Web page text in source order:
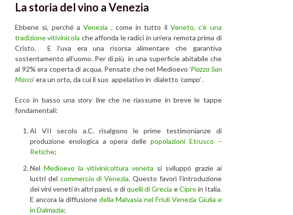
La storia del vino a Venezia
Ebbene sì, perché aVenezia , come in tutto il Veneto, c’è una
tradizione vitivinicola che affonda le radici in un’era remota prima di
Cristo. E l’uva era una risorsa alimentare che garantiva
sostentamento all’uomo. Per di più in una superficie abitabile che
al 92% era coperta di acqua. Pensate che nel Medioevo ‘Piazza San
Marco’era un orto, da cui il suo appelativo in dialetto ‘campo’ .
Ecco in basso unastory line che ne riassume in breve le tappe
fondamentali:
Al VII secolo a.C. risalgono le prime testimonianze di
produzione enologica a opera dellepopolazioni Etrusco –
Retiche;
Nel Medioevo la vitivinicoltura veneta si sviluppò grazie ai
lustri del commercio di Venezia. Questo favorì l’introduzione
dei vini veneti in altri paesi, e diquelli di Grecia eCipro in Italia.
E ancora la diffusione della Malvasia nel Friuli Venezia Giulia e
in Dalmazia;